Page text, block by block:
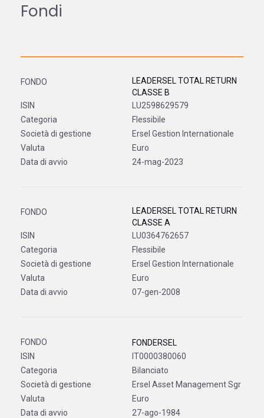
Fondi
LEADERSEL TOTAL RETURN
CLASSE B
LU2598629579
Flessibile
Ersel Gestion Internationale
Euro
24-mag-2023
LEADERSEL TOTAL RETURN
CLASSE A
LU0364762657
Flessibile
Ersel Gestion Internationale
Euro
07-gen-2008
FONDERSEL
IT0000380060
Bilanciato
Ersel Asset Management Sgr
Euro
27-ago-1984